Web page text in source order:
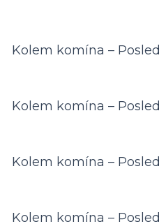
Kolem komína –
Kolem komína –
Kolem komína –
Kolem komína –